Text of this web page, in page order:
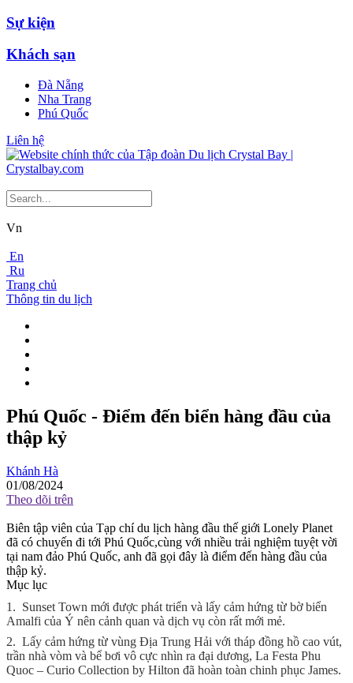
Sự kiện
Khách sạn
Đà Nẵng
Nha Trang
Phú Quốc
Liên hệ
Vn
En
Ru
Trang chủ
Thông tin du lịch
Phú Quốc - Điểm đến biển hàng đầu của
thập kỷ
Khánh Hà
01/08/2024
Theo dõi trên
Biên tập viên của Tạp chí du lịch hàng đầu thế giới Lonely Planet
đã có chuyến đi tới Phú Quốc,cùng với nhiều trải nghiệm tuyệt vời
tại nam đảo Phú Quốc, anh đã gọi đây là điểm đến hàng đầu của
thập kỷ.
Mục lục
1. Sunset Town mới được phát triển và lấy cảm hứng từ bờ biển
Amalfi của Ý nên cảnh quan và dịch vụ còn rất mới mẻ.
2. Lấy cảm hứng từ vùng Địa Trung Hải với tháp đồng hồ cao vút,
trần nhà vòm và bể bơi vô cực nhìn ra đại dương, La Festa Phu
Quoc – Curio Collection by Hilton đã hoàn toàn chinh phục James.